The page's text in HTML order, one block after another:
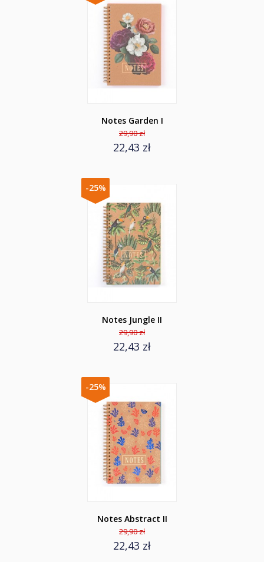
Notes Garden I
29,90 zł
22,43 zł
-25%
Notes Jungle II
29,90 zł
22,43 zł
-25%
Notes Abstract II
29,90 zł
22,43 zł